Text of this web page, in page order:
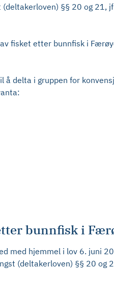
§§ 20 og
fisket etter bunnfisk i
delta i gruppen for
bunnfisk i
med hjemmel i lov 6. juni
(deltakerloven) §§ 20